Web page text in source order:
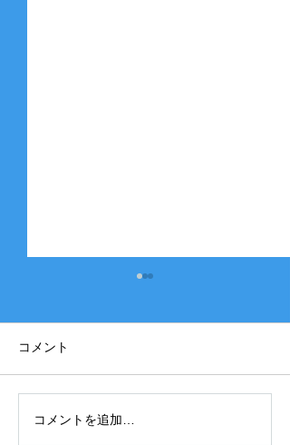
2025年度 Bクラス 関西団
コメント
コメントを追加…